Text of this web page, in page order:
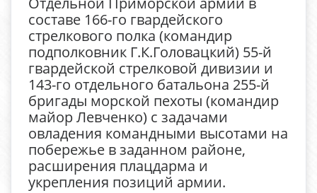
составе 166-го гвардейского
стрелкового полка (командир
подполковник Г.К.Головацкий) 55-й
гвардейской стрелковой дивизии и
143-го отдельного батальона 255-й
бригады морской пехоты (командир
майор Левченко) с задачами
овладения командными высотами на
побережье в заданном районе,
расширения плацдарма и
укрепления позиций армии.